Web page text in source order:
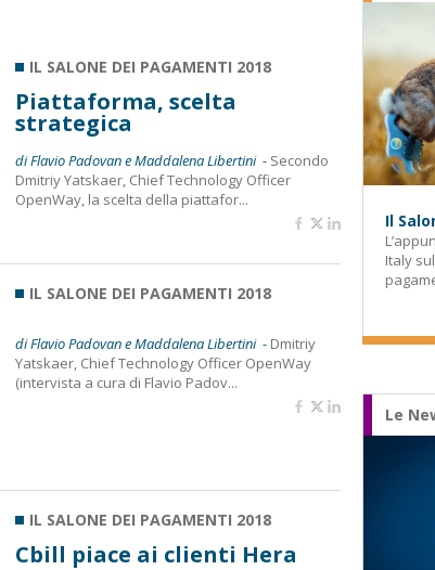
IL SALONE DEI PAGAMENTI 2018
Piattaforma, scelta
strategica
di Flavio Padovan e Maddalena Libertini - Secondo
Dmitriy Yatskaer, Chief Technology Officer
OpenWay, la scelta della piattafor...
IL SALONE DEI PAGAMENTI 2018
di Flavio Padovan e Maddalena Libertini - Dmitriy
Yatskaer, Chief Technology Officer OpenWay
(intervista a cura di Flavio Padov...
IL SALONE DEI PAGAMENTI 2018
Cbill piace ai clienti Hera
Il
Italy
Le